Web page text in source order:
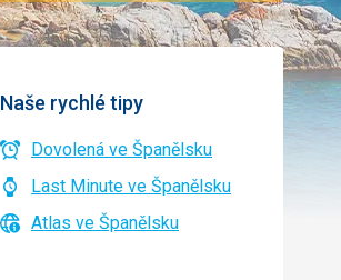
Naše rychlé tipy
Dovolená ve Španělsku
Last Minute ve Španělsku
Atlas ve Španělsku